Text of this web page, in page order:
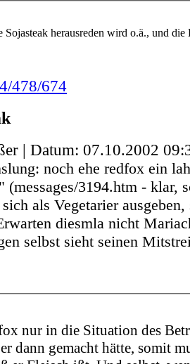
Sojasteak herausreden wird o.ä., und
478/674
| Datum: 07.10.2002
noch ehe redfox ein
(messages/3194.htm - klar,
als Vegetarier
diesmla nicht
selbst sieht seinen
nur in die Situation des
dann gemacht hätte, somit